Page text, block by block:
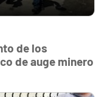
de los
de auge minero